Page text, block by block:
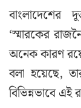
বাংলাদেশের
‘স্মারকের
অনেক কারণ
বলা হয়েছে,
বিভিন্নভাবে